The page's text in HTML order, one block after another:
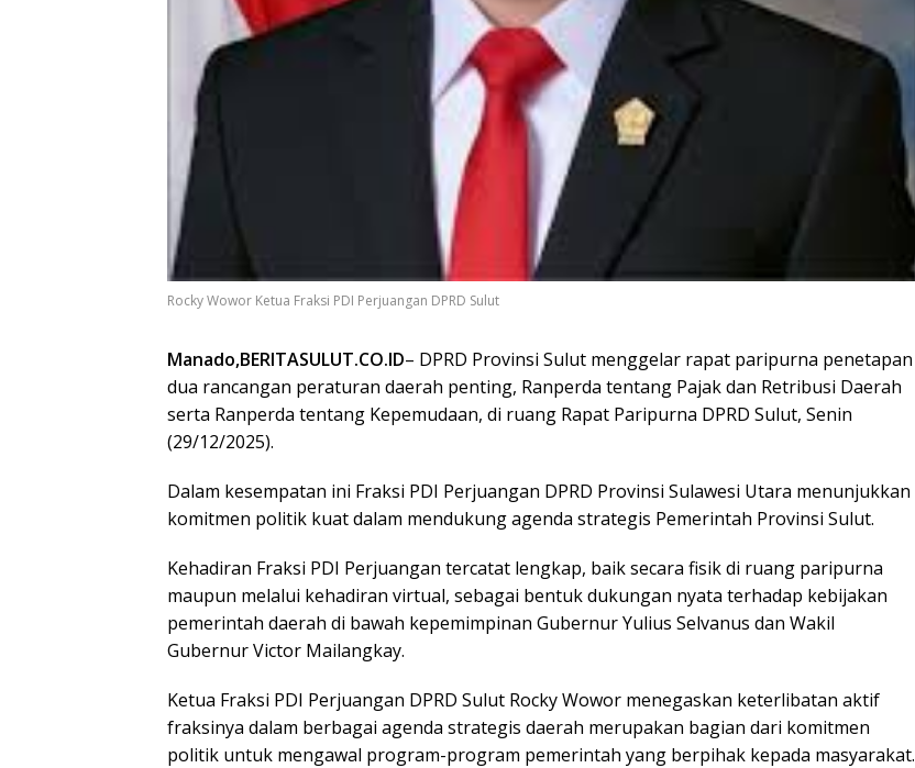
Rocky Wowor Ketua Fraksi PDI Perjuangan DPRD Sulut
Manado,BERITASULUT.CO.ID– DPRD Provinsi Sulut menggelar rapat paripurna penetapan
dua rancangan peraturan daerah penting, Ranperda tentang Pajak dan Retribusi Daerah
serta Ranperda tentang Kepemudaan, di ruang Rapat Paripurna DPRD Sulut, Senin
(29/12/2025).
Dalam kesempatan ini Fraksi PDI Perjuangan DPRD Provinsi Sulawesi Utara menunjukkan
komitmen politik kuat dalam mendukung agenda strategis Pemerintah Provinsi Sulut.
Kehadiran Fraksi PDI Perjuangan tercatat lengkap, baik secara fisik di ruang paripurna
maupun melalui kehadiran virtual, sebagai bentuk dukungan nyata terhadap kebijakan
pemerintah daerah di bawah kepemimpinan Gubernur Yulius Selvanus dan Wakil
Gubernur Victor Mailangkay.
Ketua Fraksi PDI Perjuangan DPRD Sulut Rocky Wowor menegaskan keterlibatan aktif
fraksinya dalam berbagai agenda strategis daerah merupakan bagian dari komitmen
politik untuk mengawal program-program pemerintah yang berpihak kepada masyarakat.